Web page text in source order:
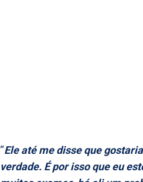
“Ele até me disse que
verdade. É por isso que eu